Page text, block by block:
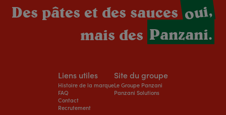
Des pâtes et des saucesoui,
mais des Panzani.
Liens utiles
Histoire de la marque
FAQ
Contact
Recrutement
Site du groupe
Le Groupe Panzani
Panzani Solutions